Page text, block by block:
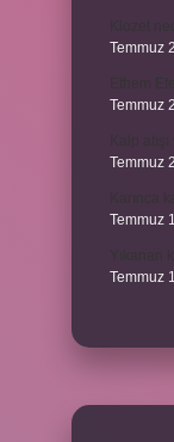
Temmuz
Temmuz
Temmuz
Temmuz
Temmuz